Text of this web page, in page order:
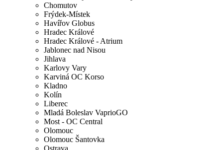
Chomutov
Frýdek-Místek
Havířov Globus
Hradec Králové
Hradec Králové - Atrium
Jablonec nad Nisou
Jihlava
Karlovy Vary
Karviná OC Korso
Kladno
Kolín
Liberec
Mladá Boleslav VaprioGO
Most - OC Central
Olomouc
Olomouc Šantovka
Ostrava